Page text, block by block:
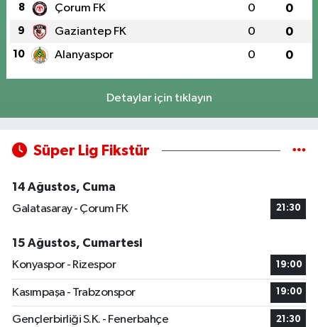
8 Çorum FK 0 0
9 Gaziantep FK 0 0
10 Alanyaspor 0 0
Detaylar için tıklayın
Süper Lig Fikstür
14 Ağustos, Cuma
Galatasaray - Çorum FK
21:30
15 Ağustos, Cumartesi
Konyaspor - Rizespor
19:00
Kasımpaşa - Trabzonspor 19:00
Gençlerbirliği S.K. - Fenerbahçe 21:30